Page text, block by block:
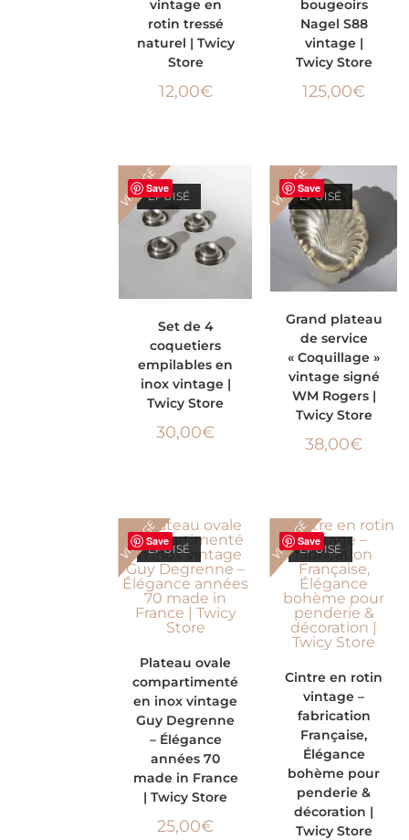
vintage en
rotin tressé
naturel | Twicy
Store
12,00€
bougeoirs
Nagel S88
vintage |
Twicy Store
125,00€
Save
VINTAGEÉPUISÉ
Set de 4
coquetiers
empilables en
inox vintage |
Twicy Store
30,00€
Save
VINTAGEÉPUISÉ
Grand plateau
de service
« Coquillage »
vintage signé
WM Rogers |
Twicy Store
38,00€
Save
VINTAGEÉPUISÉ
Plateau ovale
compartimenté
en inox vintage
Guy Degrenne
– Élégance
années 70
made in France
| Twicy Store
25,00€
Save
VINTAGEÉPUISÉ
Cintre en rotin
vintage –
fabrication
Française,
Élégance
bohème pour
penderie &
décoration |
Twicy Store